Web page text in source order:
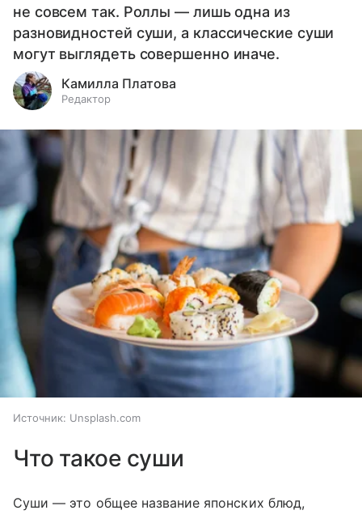
не совсем так. Роллы — лишь одна из
разновидностей суши, а классические суши
могут выглядеть совершенно иначе.
Камилла Платова
Редактор
Источник: Unsplash.com
Что такое суши
Суши — это общее название японских блюд,